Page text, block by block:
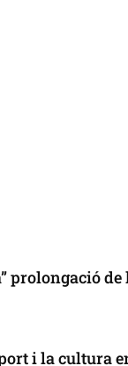
prolongació
i la cultura